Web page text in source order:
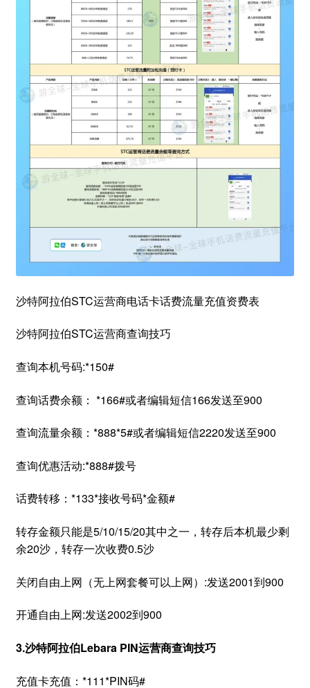
沙特阿拉伯STC运营商电话卡话费流量充值资费表
沙特阿拉伯STC运营商查询技巧
查询本机号码:*150#
查询话费余额： *166#或者编辑短信166发送至900
查询流量余额：*888*5#或者编辑短信2220发送至900
查询优惠活动:*888#拨号
话费转移：*133*接收号码*金额#
转存金额只能是5/10/15/20其中之一，转存后本机最少剩
余20沙，转存一次收费0.5沙
关闭自由上网（无上网套餐可以上网）:发送2001到900
开通自由上网:发送2002到900
3.沙特阿拉伯Lebara PIN运营商查询技巧
充值卡充值：*111*PIN码#